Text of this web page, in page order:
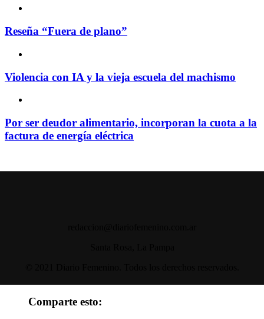
Reseña “Fuera de plano”
Violencia con IA y la vieja escuela del machismo
Por ser deudor alimentario, incorporan la cuota a la
factura de energía eléctrica
Comparte esto: